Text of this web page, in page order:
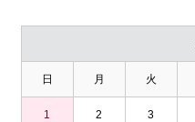
日 月 火
1 2 3